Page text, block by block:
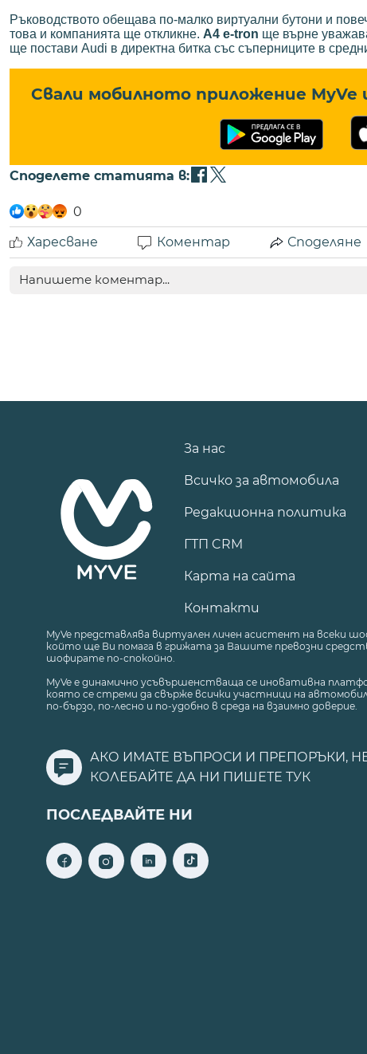
Ръководството обещава по-малко виртуални бутони и
това и компанията ще откликне. A4 e-tron ще върне
ще постави Audi в директна битка със съперниците в
Свали мобилното приложение MyVe
Споделете статията в:
0
Харесване
Коментар Споделяне
За нас
Всичко за автомобила
Редакционна политика
ГТП CRM
Карта на сайта
Контакти
MyVe представлява виртуален личен асистент на всеки
който ще Ви помага в грижата за Вашите превозни
шофирате по-спокойно.
MyVe е динамично усъвършенстваща се иновативна
която се стреми да свърже всички участници на
по-бързо, по-лесно и по-удобно в среда на взаимно доверие.
АКО ИМАТЕ ВЪПРОСИ И ПРЕПОРЪКИ,
КОЛЕБАЙТЕ ДА НИ ПИШЕТЕ ТУК
ПОСЛЕДВАЙТЕ НИ